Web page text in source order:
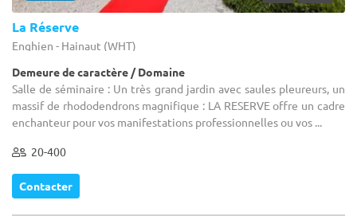
La Réserve
Enghien - Hainaut (WHT)
Demeure de caractère / Domaine
Salle de séminaire : Un très grand jardin avec saules pleureurs, un
massif de rhododendrons magnifique : LA RESERVE offre un cadre
enchanteur pour vos manifestations professionnelles ou vos ...
20-400
Contacter